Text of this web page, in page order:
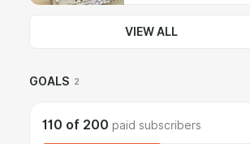
VIEW ALL
GOALS 2
110 of 200 paid subscribers